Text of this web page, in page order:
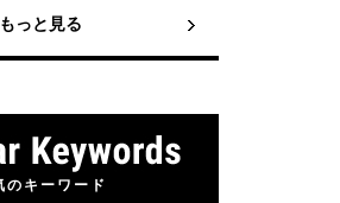
もっと見る
のキーワード